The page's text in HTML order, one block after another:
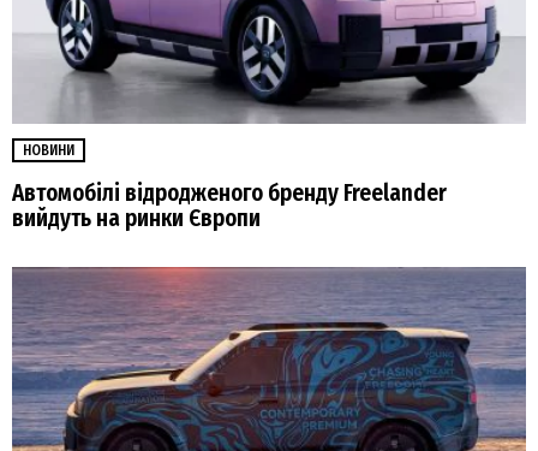
НОВИНИ
Автомобілі відродженого бренду Freelander
вийдуть на ринки Європи